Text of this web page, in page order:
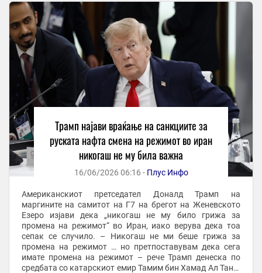
Трамп најави враќање на санкциите за
руската нафта смена на режимот во иран
никогаш не му била важна
16/06/2026 06:16 - Плус Инфо
Американскиот претседател Доналд Трамп на
маргините на самитот на Г7 на брегот на Женевското
Езеро изјави дека „никогаш не му било грижа за
промена на режимот“ во Иран, иако верува дека тоа
сепак се случило. – Никогаш не ми беше грижа за
промена на режимот … но претпоставувам дека сега
имате промена на режимот – рече Трамп денеска по
средбата со катарскиот емир Тамим бин Хамад Ал Тани.